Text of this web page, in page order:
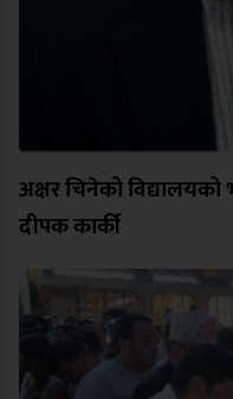
अक्षर चिनेको
दीपक कार्की